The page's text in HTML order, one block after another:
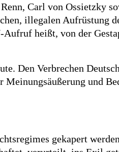
Carl von Ossietzky
illegalen Aufrüstung
heißt, von der
Den Verbrechen
und
gekapert